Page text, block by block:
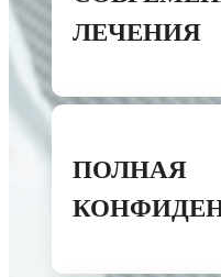
ЛЕЧЕНИЯ
ПОЛНАЯ